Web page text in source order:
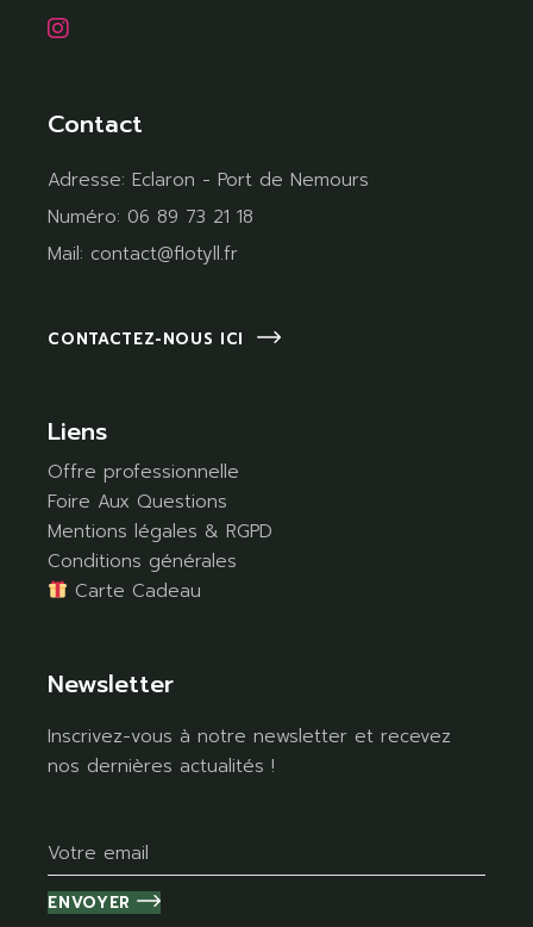
Contact
Adresse:Eclaron - Port de Nemours
Numéro:06 89 73 21 18
Mail: contact@flotyll.fr
CONTACTEZ-NOUS ICI
Liens
Offre professionnelle
Foire Aux Questions
Mentions légales & RGPD
Conditions générales
Carte Cadeau
Newsletter
Inscrivez-vous à notre newsletter et recevez
nos dernières actualités !
ENVOYER